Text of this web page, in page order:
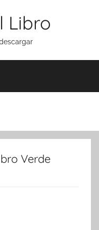
Libro
Verde